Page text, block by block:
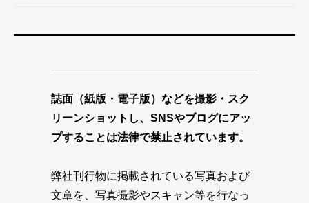
誌面（紙版・電子版）などを撮影・スク
リーンショットし、SNSやブログにアッ
プすることは法律で禁止されています。
弊社刊行物に掲載されている写真および
文章を、写真撮影やスキャン等を行なっ